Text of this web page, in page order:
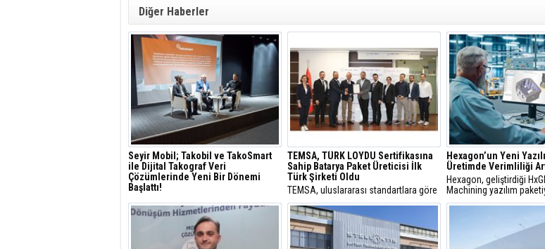
Diğer Haberler
Seyir Mobil; Takobil ve TakoSmart
ile Dijital Takograf Veri
Çözümlerinde Yeni Bir Dönemi
Başlattı!
Seyir Mobil, dijital takograf verilerinin
yönetiminde devrim niteliği taşıyan
Takobil ve TakoSmart çözümlerini
TEMSA, TÜRK LOYDU Sertifikasına
Sahip Batarya Paket Üreticisi İlk
Türk Şirketi Oldu
TEMSA, uluslararası standartlara göre
hizmet veren, IACS üyesi bağımsız
klaslama ve uygunluk değerlendirme
kuruluşu Türk Loydu tarafından verilen
lityum-iyon temelli Marine Batarya
Sertifikası’nı alan ilk Türk şirketi oldu.
Hexagon’un Yeni
Üretimde Verimliliği
Hexagon, geliştirdiği
Machining yazılım
havacılık, genel üretim
sanayisi gibi birçok
gösteren işletmelere